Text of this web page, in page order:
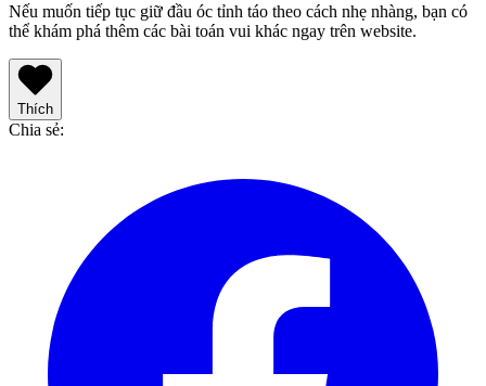
Nếu muốn tiếp tục giữ đầu óc tỉnh táo theo cách nhẹ nhàng, bạn có
thể khám phá thêm các bài toán vui khác ngay trên website.
Thích
Chia sẻ: